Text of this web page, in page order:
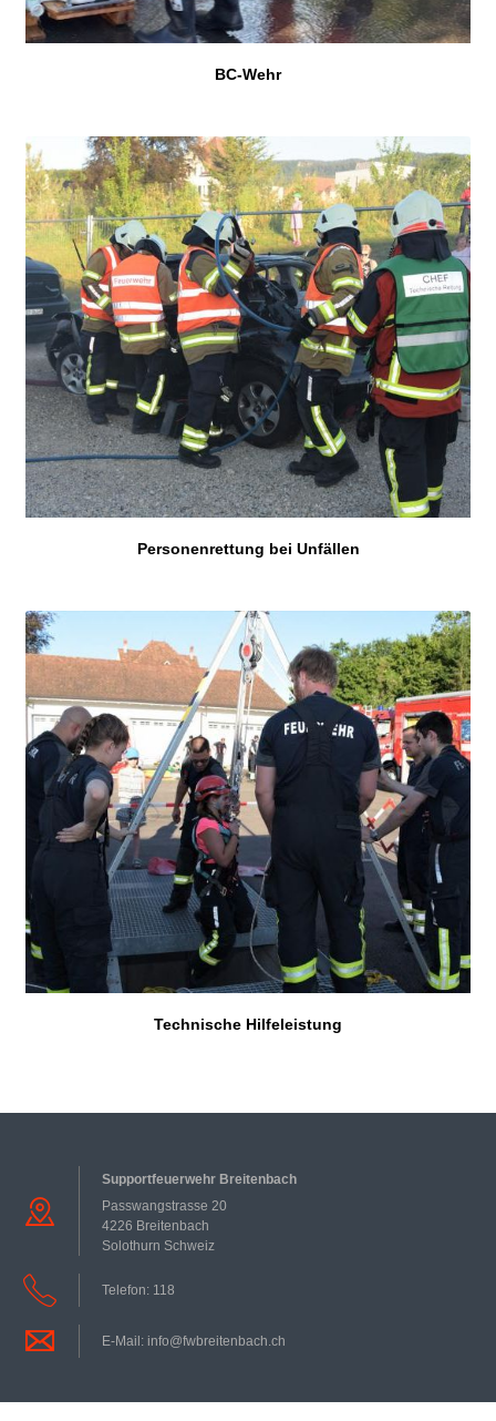
BC-Wehr
Personenrettung bei Unfällen
Technische Hilfeleistung
Supportfeuerwehr Breitenbach
Passwangstrasse 20
4226 Breitenbach
Solothurn Schweiz
Telefon: 118
E-Mail: info@fwbreitenbach.ch